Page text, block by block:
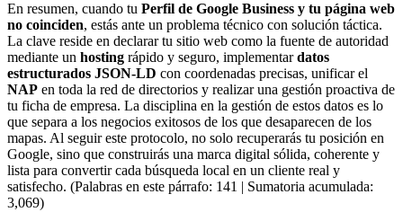
En resumen, cuando tu Perfil de Google Business y tu página web
no coinciden, estás ante un problema técnico con solución táctica.
La clave reside en declarar tu sitio web como la fuente de autoridad
mediante un hosting rápido y seguro, implementardatos
estructurados JSON-LD con coordenadas precisas, unificar el
NAP en toda la red de directorios y realizar una gestión proactiva de
tu ficha de empresa. La disciplina en la gestión de estos datos es lo
que separa a los negocios exitosos de los que desaparecen de los
mapas. Al seguir este protocolo, no solo recuperarás tu posición en
Google, sino que construirás una marca digital sólida, coherente y
lista para convertir cada búsqueda local en un cliente real y
satisfecho. (Palabras en este párrafo: 141 | Sumatoria acumulada:
3,069)